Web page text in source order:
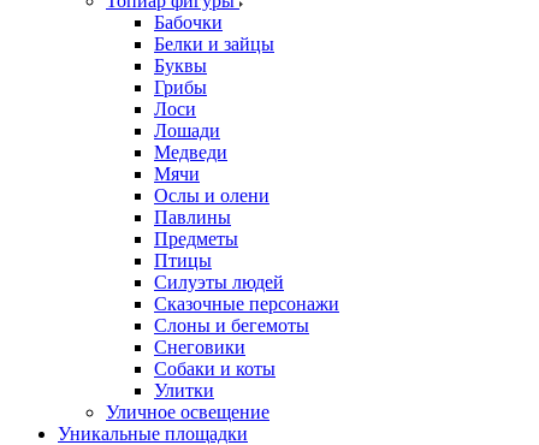
Бабочки
Белки и зайцы
Буквы
Грибы
Лоси
Лошади
Медведи
Мячи
Ослы и олени
Павлины
Предметы
Птицы
Силуэты людей
Сказочные персонажи
Слоны и бегемоты
Снеговики
Собаки и коты
Улитки
Уличное освещение
Уникальные площадки